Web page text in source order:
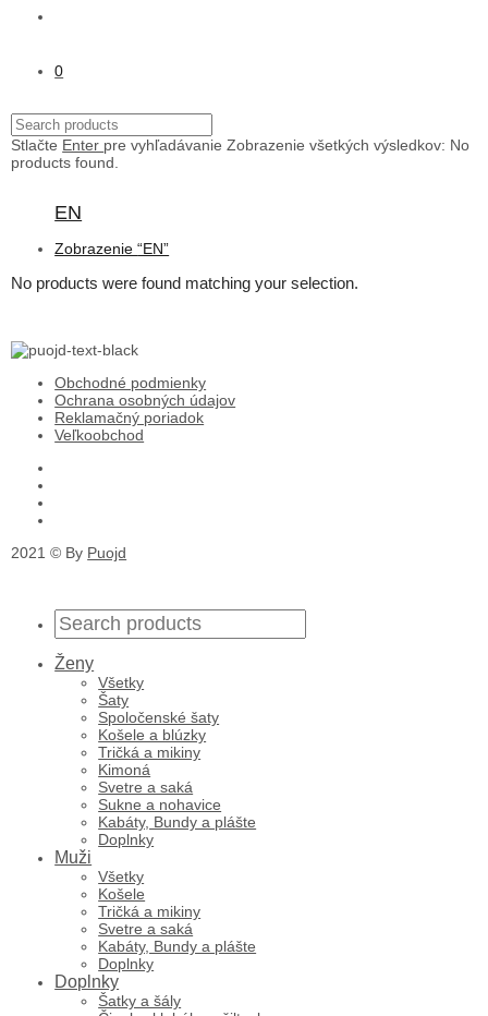
0
Stlačte Enter pre vyhľadávanie Zobrazenie všetkých výsledkov: No
products found.
EN
Zobrazenie“EN”
No products were found matching your selection.
Obchodné podmienky
Ochrana osobných údajov
Reklamačný poriadok
Veľkoobchod
2021 © By Puojd
Ženy
Všetky
Šaty
Spoločenské šaty
Košele a blúzky
Tričká a mikiny
Kimoná
Svetre a saká
Sukne a nohavice
Kabáty, Bundy a plášte
Doplnky
Muži
Všetky
Košele
Tričká a mikiny
Svetre a saká
Kabáty, Bundy a plášte
Doplnky
Doplnky
Šatky a šály